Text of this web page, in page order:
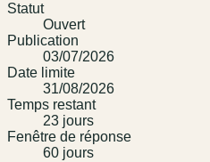
Statut
Ouvert
Publication
03/07/2026
Date limite
31/08/2026
Temps restant
23 jours
Fenêtre de réponse
60 jours